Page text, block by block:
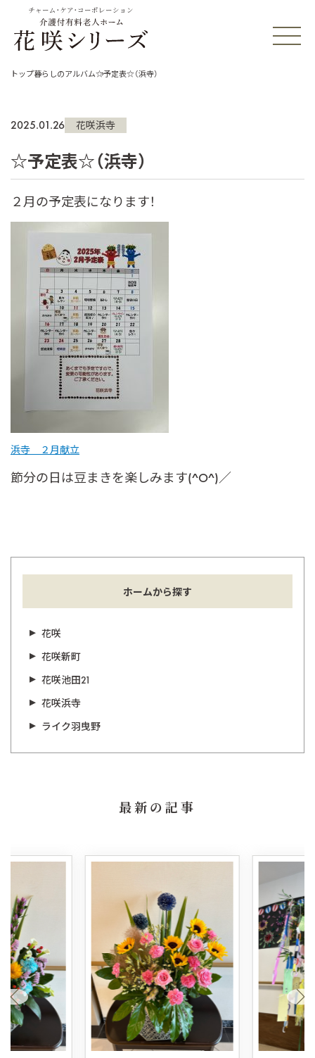
チャーム・ケア・コーポレーション
トップ暮らしのアルバム☆予定表☆（浜寺）
2025.01.26 花咲浜寺
☆予定表☆（浜寺）
２月の予定表になります！
浜寺 ２月献立
節分の日は豆まきを楽しみます(^O^)／
ホームから探す
花咲
花咲新町
花咲池田21
花咲浜寺
ライク羽曳野
最新の記事